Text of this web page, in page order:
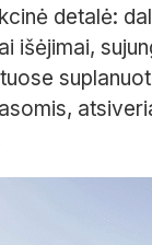
detalė:
išėjimai,